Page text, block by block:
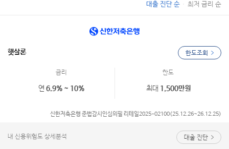
대출 진단 순 최저 금리 순
햇살론
금리
연 6.9% ~ 10%
한도
최대 1,500만원
한도조회
내 신용위험도 상세분석 대출 진단
신한저축은행 준법감시인심의필 리테일2025-02100(25.12.26~26.12.25)